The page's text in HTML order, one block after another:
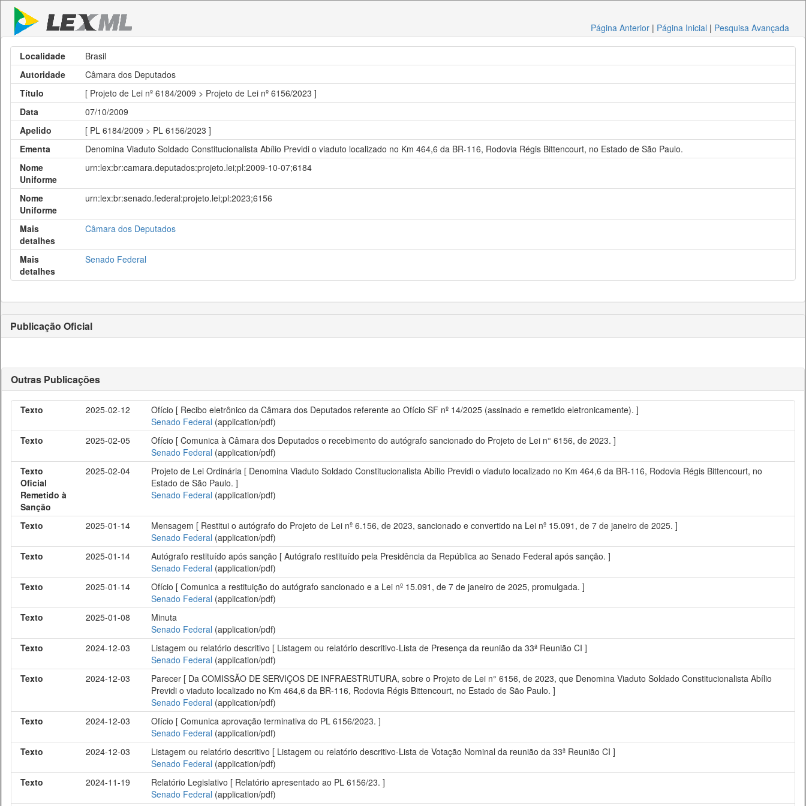
Página Anterior | Página Inicial | Pesquisa Avançada
Localidade
Brasil
Autoridade
Câmara dos Deputados
Título
[ Projeto de Lei nº 6184/2009 > Projeto de Lei nº 6156/2023 ]
Data
07/10/2009
Apelido
[ PL 6184/2009 > PL 6156/2023 ]
Ementa
Denomina Viaduto Soldado Constitucionalista Abílio Previdi o viaduto localizado no Km 464,6 da BR-116, Rodovia Régis Bittencourt, no Estado de São Paulo.
Nome
Uniforme
urn:lex:br:camara.deputados:projeto.lei;pl:2009-10-07;6184
Nome
Uniforme
urn:lex:br:senado.federal:projeto.lei;pl:2023;6156
Mais
detalhes
Câmara dos Deputados
Mais
detalhes
Senado Federal
Publicação Oficial
Outras Publicações
Texto 2025-02-12
Ofício [ Recibo eletrônico da Câmara dos Deputados referente ao Ofício SF nº 14/2025 (assinado e remetido eletronicamente). ]
Senado Federal (application/pdf)
Texto
2025-02-05
Ofício [ Comunica à Câmara dos Deputados o recebimento do autógrafo sancionado do Projeto de Lei n° 6156, de 2023. ]
Senado Federal (application/pdf)
Texto
Oficial
Remetido à
Sanção
2025-02-04
Projeto de Lei Ordinária [ Denomina Viaduto Soldado Constitucionalista Abílio Previdi o viaduto localizado no Km 464,6 da BR-116, Rodovia Régis Bittencourt, no
Estado de São Paulo. ]
Senado Federal (application/pdf)
Texto 2025-01-14
Mensagem [ Restitui o autógrafo do Projeto de Lei nº 6.156, de 2023, sancionado e convertido na Lei nº 15.091, de 7 de janeiro de 2025. ]
Senado Federal (application/pdf)
Texto
2025-01-14
Autógrafo restituído após sanção [ Autógrafo restituído pela Presidência da República ao Senado Federal após sanção. ]
Senado Federal (application/pdf)
Texto
2025-01-14
Ofício [ Comunica a restituição do autógrafo sancionado e a Lei nº 15.091, de 7 de janeiro de 2025, promulgada. ]
Senado Federal (application/pdf)
Texto
2025-01-08
Minuta
Senado Federal (application/pdf)
Texto
2024-12-03
Listagem ou relatório descritivo [ Listagem ou relatório descritivo-Lista de Presença da reunião da 33ª Reunião CI ]
Senado Federal (application/pdf)
Texto
2024-12-03
Parecer [ Da COMISSÃO DE SERVIÇOS DE INFRAESTRUTURA, sobre o Projeto de Lei n° 6156, de 2023, que Denomina Viaduto Soldado Constitucionalista Abílio
Previdi o viaduto localizado no Km 464,6 da BR-116, Rodovia Régis Bittencourt, no Estado de São Paulo. ]
Senado Federal (application/pdf)
Texto
2024-12-03
Ofício [ Comunica aprovação terminativa do PL 6156/2023. ]
Senado Federal (application/pdf)
Texto
2024-12-03
Listagem ou relatório descritivo [ Listagem ou relatório descritivo-Lista de Votação Nominal da reunião da 33ª Reunião CI ]
Senado Federal (application/pdf)
Texto
2024-11-19
Relatório Legislativo [ Relatório apresentado ao PL 6156/23. ]
Senado Federal (application/pdf)